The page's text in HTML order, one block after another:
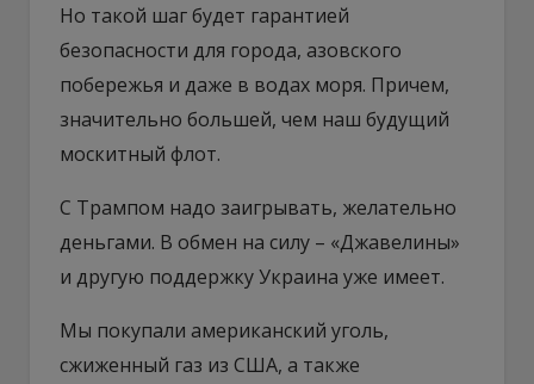
Но такой шаг будет гарантией
безопасности для города, азовского
побережья и даже в водах моря. Причем,
значительно большей, чем наш будущий
москитный флот.
С Трампом надо заигрывать, желательно
деньгами. В обмен на силу – «Джавелины»
и другую поддержку Украина уже имеет.
Мы покупали американский уголь,
сжиженный газ из США, а также